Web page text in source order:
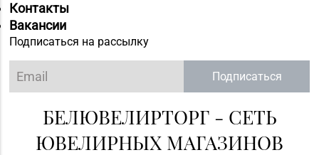
Контакты
Вакансии
Подписаться на рассылку
Подписаться
БЕЛЮВЕЛИРТОРГ - СЕТЬ
ЮВЕЛИРНЫХ МАГАЗИНОВ